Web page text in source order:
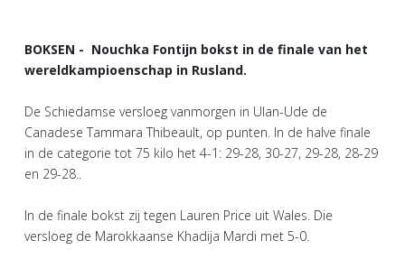
BOKSEN - Nouchka Fontijn bokst in de finale van het
wereldkampioenschap in Rusland.
De Schiedamse versloeg vanmorgen in Ulan-Ude de
Canadese Tammara Thibeault, op punten. In de halve finale
in de categorie tot 75 kilo het 4-1: 29-28, 30-27, 29-28, 28-29
en 29-28..
In de finale bokst zij tegen Lauren Price uit Wales. Die
versloeg de Marokkaanse Khadija Mardi met 5-0.